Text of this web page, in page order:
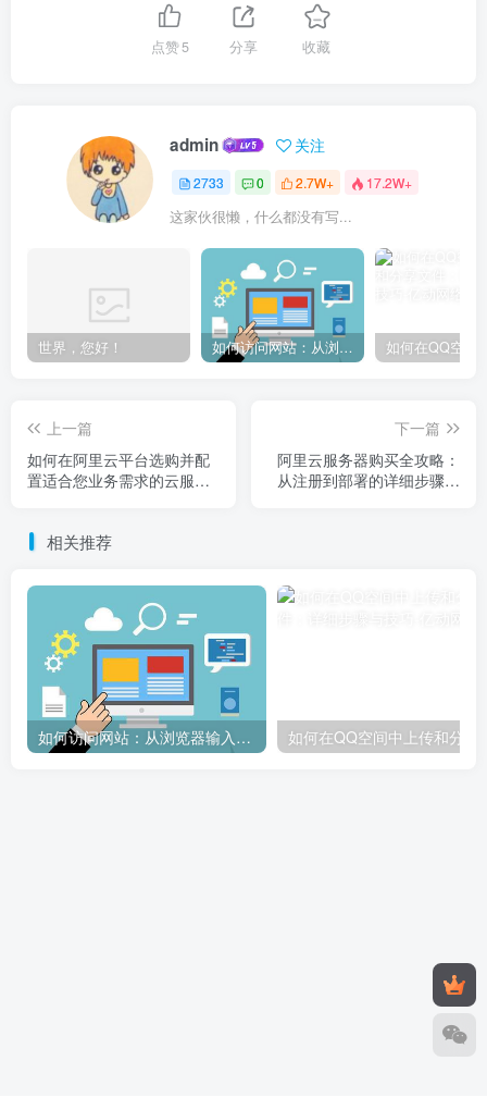
点赞5 分享 收藏
admin 关注
2733 0 2.7W+ 17.2W+
这家伙很懒，什么都没有写...
世界，您好！ 如何访问网站：从浏览器输入到页面加载的完整步骤详解
上一篇
如何在阿里云平台选购并配
置适合您业务需求的云服务
下一篇
阿里云服务器购买全攻略：
从注册到部署的详细步骤解
相关推荐
如何访问网站：从浏览器输入到页面加载的完整步骤详解